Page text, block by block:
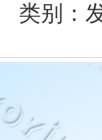
类别：